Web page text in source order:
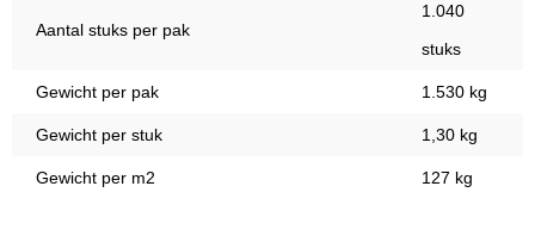
Aantal stuks per pak
1.040
stuks
Gewicht per pak 1.530 kg
Gewicht per stuk 1,30 kg
Gewicht per m2 127 kg